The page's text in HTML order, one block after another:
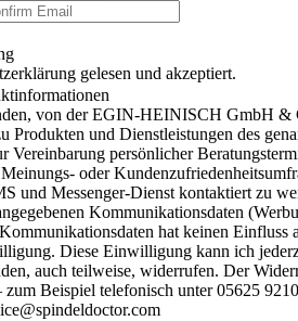
gelesen und akzeptiert.
von der EGIN-HEINISCH GmbH &
Produkten und Dienstleistungen des
Vereinbarung persönlicher
oder
und Messenger-Dienst kontaktiert zu
Kommunikationsdaten
hat keinen Einfluss
Diese Einwilligung kann ich
auch teilweise, widerrufen. Der
Beispiel telefonisch unter 05625